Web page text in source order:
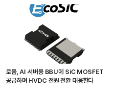
로옴, AI 서버용 BBU에 SiC MOSFET
공급하며 HVDC 전원 전환 대응한다